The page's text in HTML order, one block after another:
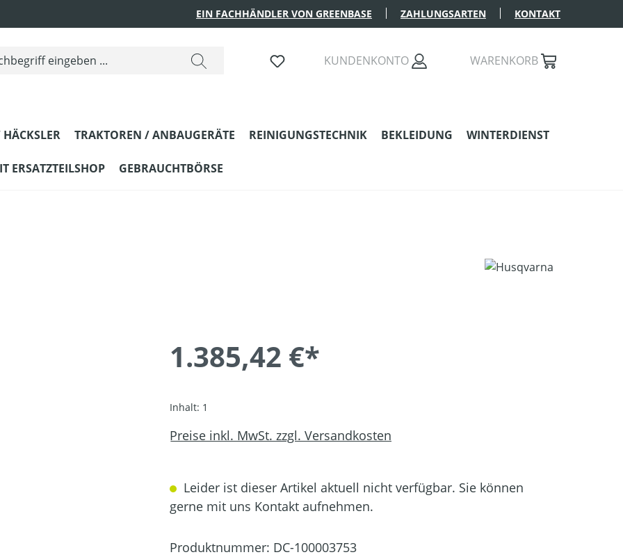
EIN FACHHÄNDLER VON GREENBASE ZAHLUNGSARTEN KONTAKT
KUNDENKONTO WARENKORB
TRAKTOREN / ANBAUGERÄTE REINIGUNGSTECHNIK BEKLEIDUNG WINTERDIENST
ERSATZTEILSHOP GEBRAUCHTBÖRSE
1.385,42 €*
Inhalt: 1
Preise inkl. MwSt. zzgl. Versandkosten
Leider ist dieser Artikel aktuell nicht verfügbar. Sie können
gerne mit uns Kontakt aufnehmen.
Produktnummer: DC-100003753